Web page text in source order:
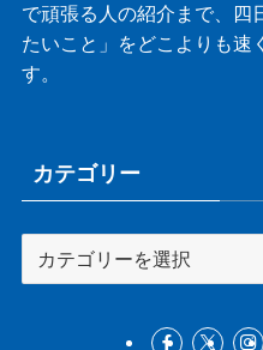
で頑張る人の紹介まで、四
たいこと」をどこよりも速
す。
カテゴリー
テ